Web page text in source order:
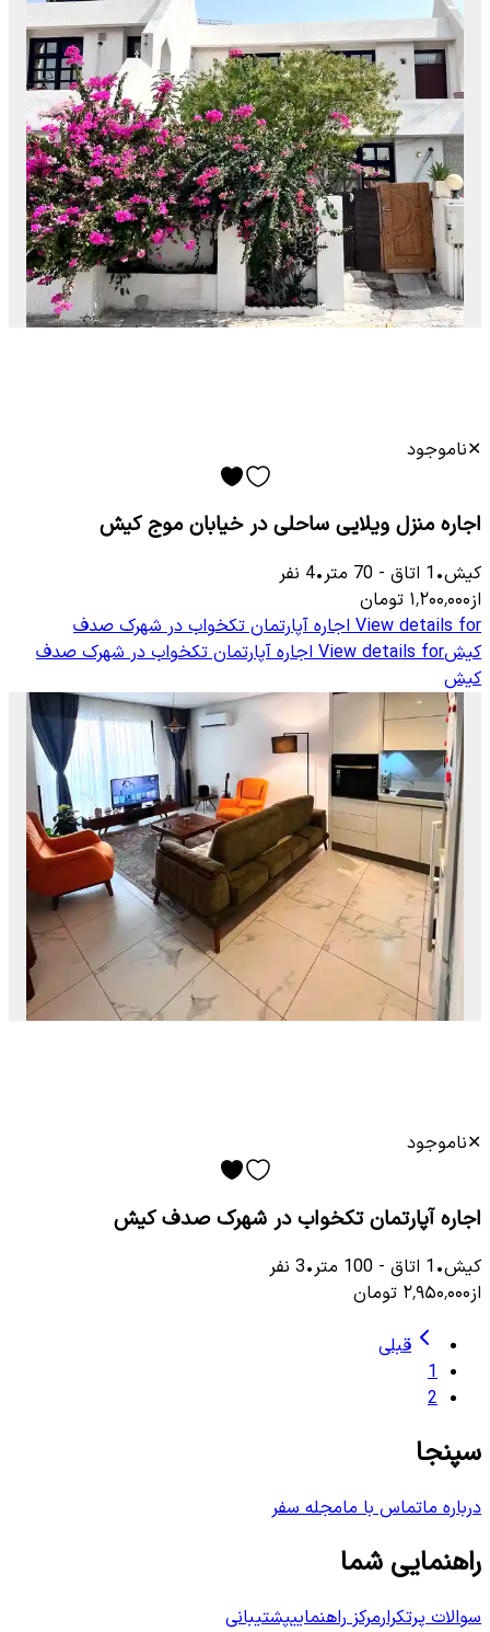
✕ناموجود
اجاره منزل ویلایی ساحلی در خیابان موج کیش
کیش•
1 اتاق -
70 متر•
4 نفر
از۱٬۲۰۰٬۰۰۰ تومان
View details for اجاره آپارتمان تکخواب در شهرک صدف
کیشView details for اجاره آپارتمان تکخواب در شهرک صدف
کیش
✕ناموجود
اجاره آپارتمان تکخواب در شهرک صدف کیش
کیش•
1 اتاق -
100 متر•
3 نفر
از۲٬۹۵۰٬۰۰۰ تومان
قبلی
1
2
سپنجا
درباره ماتماس با مامجله سفر
راهنمایی شما
سوالات پرتکرارمرکز راهنماییپشتیبانی